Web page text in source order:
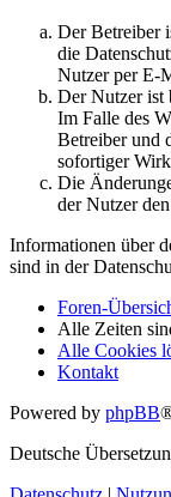
Der Betreiber
die
Nutzer per E-
Der Nutzer ist
Im Falle des
Betreiber und
sofortiger
Die
der Nutzer
Informationen über
sind in der
Foren-
Alle Zeiten
Alle Cookies
Kontakt
Powered by phpBB
Deutsche